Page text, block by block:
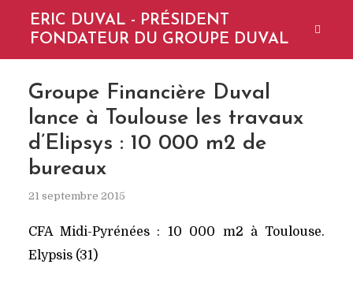
ERIC DUVAL - PRÉSIDENT
FONDATEUR DU GROUPE DUVAL
Groupe Financière Duval
lance à Toulouse les travaux
d’Elipsys : 10 000 m2 de
bureaux
21 septembre 2015
CFA Midi-Pyrénées : 10 000 m2 à Toulouse.
Elypsis (31)